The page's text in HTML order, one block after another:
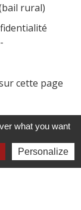
rural)
cette page
what you want
Personalize